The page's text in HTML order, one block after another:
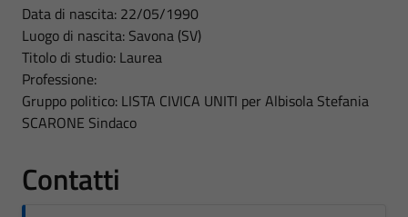
Data di nascita: 22/05/1990
Luogo di nascita: Savona (SV)
Titolo di studio: Laurea
Professione:
Gruppo politico: LISTA CIVICA UNITI per Albisola Stefania
SCARONE Sindaco
Contatti